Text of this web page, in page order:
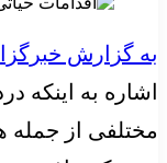
به گزارش
اشاره به
مختلفی از جمله